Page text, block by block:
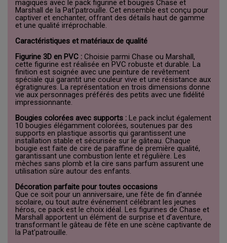
magiques avec le pack figurine et bougies Chase et
Marshall de la Pat'patrouille. Cet ensemble est conçu pour
captiver et enchanter, offrant des détails haut de gamme
et une qualité irréprochable.
Caractéristiques et matériaux de qualité
Figurine 3D en PVC : Choisie parmi Chase ou Marshall,
cette figurine est réalisée en PVC robuste et durable. La
finition est soignée avec une peinture de revêtement
spéciale qui garantit une couleur vive et une résistance aux
égratignures. La représentation en trois dimensions donne
vie aux personnages préférés des petits avec une fidélité
impressionnante.
Bougies colorées avec supports : Le pack inclut également
10 bougies élégamment colorées, soutenues par des
supports en plastique assortis qui garantissent une
installation stable et sécurisée sur le gâteau. Chaque
bougie est faite de cire de paraffine de première qualité,
garantissant une combustion lente et régulière. Les
mèches sans plomb et la cire sans parfum assurent une
utilisation sûre autour des enfants.
Décoration parfaite pour toutes occasions
Que ce soit pour un anniversaire, une fête de fin d'année
scolaire, ou tout autre événement célébrant les jeunes
héros, ce pack est le choix idéal. Les figurines de Chase et
Marshall apportent un élément de surprise et d’aventure,
transformant le gâteau de fête en une scène captivante de
la Pat'patrouille.